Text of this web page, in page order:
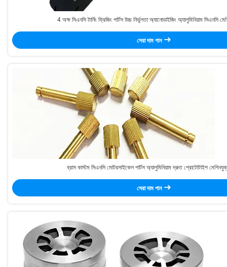
4 অক্ষ সিএনসি টার্নিং ফ্রিজিং পার্টস উচ্চ নির্ভুলতা অ্যানোডাইজিং অ্যালুমিনিয়াম সিএনসি
সেরা দাম পান
ব্রাস কাস্টম সিএনসি মোটরসাইকেল পার্টস অ্যালুমিনিয়াম দ্রুত প্রোটোটাইপ
সেরা দাম পান